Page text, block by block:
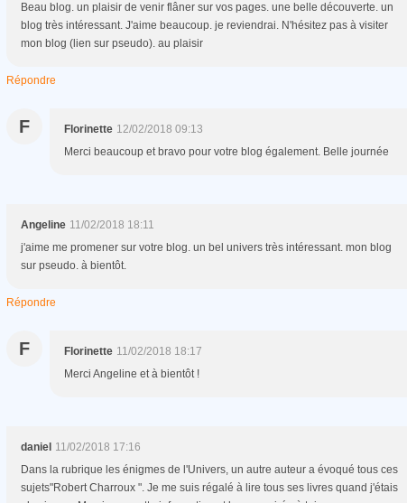
Beau blog. un plaisir de venir flâner sur vos pages. une belle découverte. un
blog très intéressant. J'aime beaucoup. je reviendrai. N'hésitez pas à visiter
mon blog (lien sur pseudo). au plaisir
Répondre
F Florinette 12/02/2018 09:13
Merci beaucoup et bravo pour votre blog également. Belle journée
Angeline 11/02/2018 18:11
j'aime me promener sur votre blog. un bel univers très intéressant. mon blog
sur pseudo. à bientôt.
Répondre
F Florinette 11/02/2018 18:17
Merci Angeline et à bientôt !
daniel 11/02/2018 17:16
Dans la rubrique les énigmes de l'Univers, un autre auteur a évoqué tous ces
sujets"Robert Charroux ". Je me suis régalé à lire tous ses livres quand j'étais